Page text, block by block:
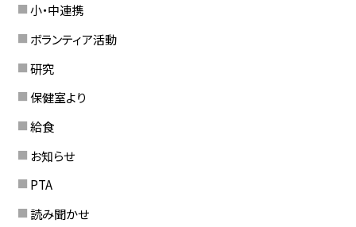
小・中連携
ボランティア活動
研究
保健室より
給食
お知らせ
PTA
読み聞かせ